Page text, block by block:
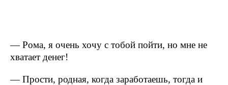
— Рома, я очень хочу с тобой пойти, но мне не
хватает денег!
— Прости, родная, когда заработаешь, тогда и